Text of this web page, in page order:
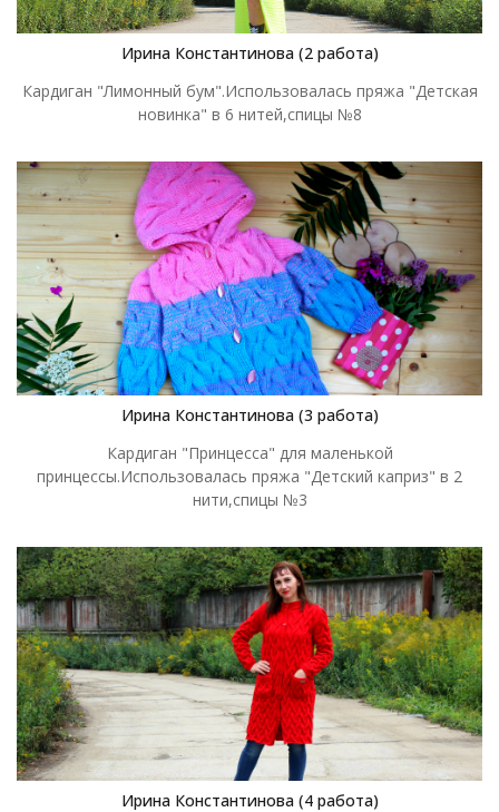
Ирина Константинова (2 работа)
Кардиган "Лимонный бум".Использовалась пряжа "Детская
новинка" в 6 нитей,спицы №8
Ирина Константинова (3 работа)
Кардиган "Принцесса" для маленькой
принцессы.Использовалась пряжа "Детский каприз" в 2
нити,спицы №3
Ирина Константинова (4 работа)